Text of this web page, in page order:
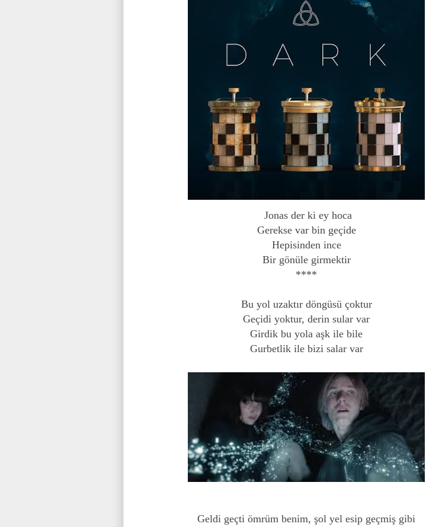
Jonas der ki ey hoca
Gerekse var bin geçide
Hepisinden ince
Bir gönüle girmektir
****
Bu yol uzaktır döngüsü çoktur
Geçidi yoktur, derin sular var
Girdik bu yola aşk ile bile
Gurbetlik ile bizi salar var
Geldi geçti ömrüm benim, şol yel esip geçmiş gibi